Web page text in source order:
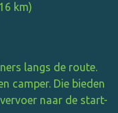
km)
langs de route.
camper. Die bieden
naar de start-